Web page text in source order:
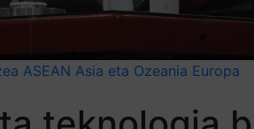
ASEAN Asia eta Ozeania Europa